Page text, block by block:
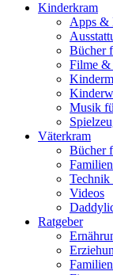
Kinderkram
Apps &
Bücher
Filme &
Musik
Väterkram
Bücher
Technik
Videos
Ratgeber